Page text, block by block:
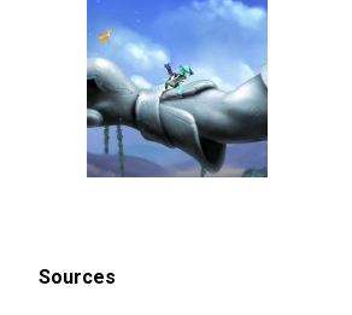
Sources